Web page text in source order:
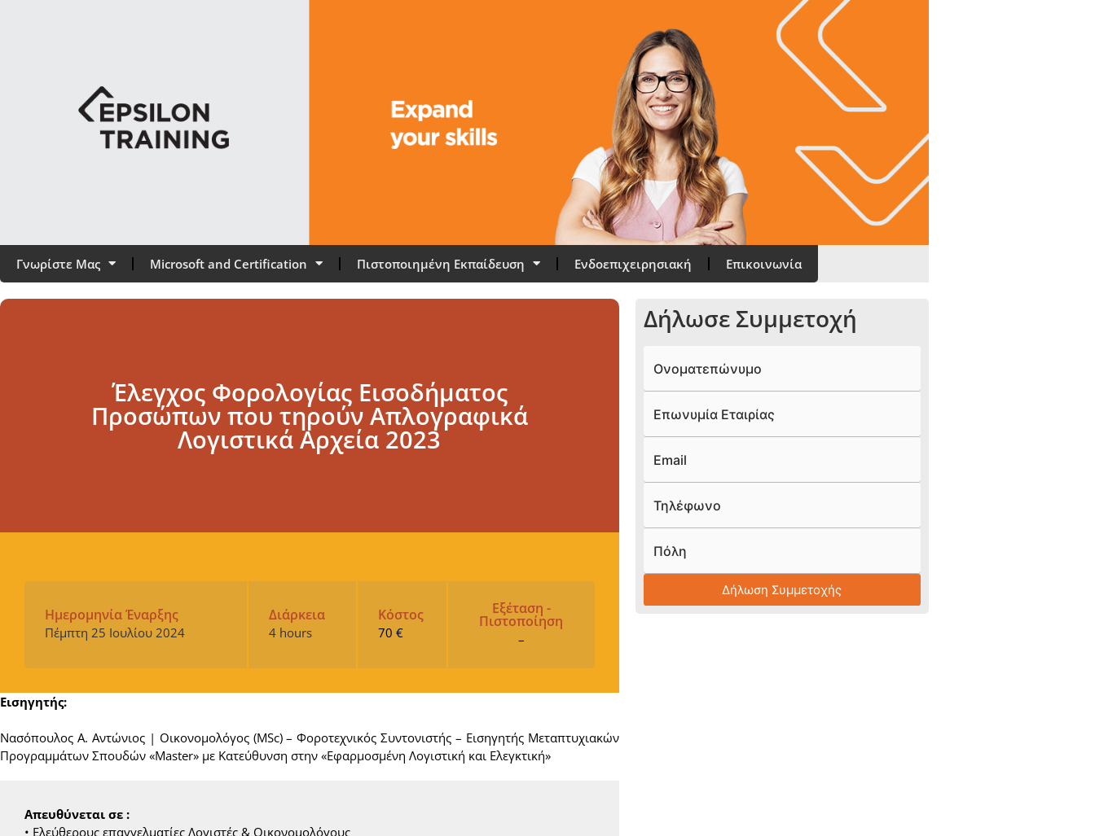
Γνωρίστε Μας Microsoft and Certification Πιστοποιημένη Εκπαίδευση Ενδοεπιχειρησιακή Επικοινωνία
Έλεγχος Φορολογίας Εισοδήματος
Προσώπων που τηρούν Απλογραφικά
Λογιστικά Αρχεία 2023
Ημερομηνία Έναρξης
Πέμπτη 25 Ιουλίου 2024
Διάρκεια
4 hours
Κόστος
70 €
Εξέταση -
Πιστοποίηση
–
Εισηγητής:
Νασόπουλος Α. Αντώνιος | Οικονομολόγος (MSc) – Φοροτεχνικός Συντονιστής – Εισηγητής Μεταπτυχιακών
Προγραμμάτων Σπουδών «Master» με Κατεύθυνση στην «Εφαρμοσμένη Λογιστική και Ελεγκτική»
Απευθύνεται σε :
• Ελεύθερους επαγγελματίες Λογιστές & Οικονομολόγους
Δήλωσε Συμμετοχή
Ονοματεπώνυμο
Επωνυμία Εταιρίας
Email
Τηλέφωνο
Πόλη
Δήλωση Συμμετοχής